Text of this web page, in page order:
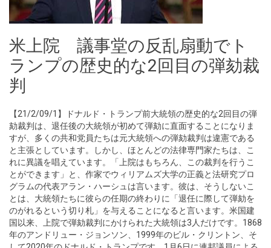
米上院 議事堂の反乱扇動でト
ランプの歴史的な2回目の弾劾裁
判
【21/2/09/1】ドナルド・トランプ前大統領の歴史的な2回目の弾
劾裁判は、退任後の大統領が初めて弾劾に直面することになりま
すが、多くの共和党員たちは元大統領への弾劾裁判は違憲である
と主張としています。しかし、ほとんどの法律専門家たちは、こ
れに異議を唱えています。「上院はもちろん、この裁判を行うこ
とができます」と、作家でウィリアムズ大学の正義と法研究プロ
グラムの代表アラン・ハーシュは言います。彼は、そうしないこ
とは、大統領たちに彼らの任期の終わりに「退任に際して弾劾を
のがれるという切り札」を与えることになると言います。米国建
国以来、上院で弾劾裁判にかけられた大統領は3人だけです。1868
年のアンドリュー・ジョンソン、1999年のビル・クリントン、そ